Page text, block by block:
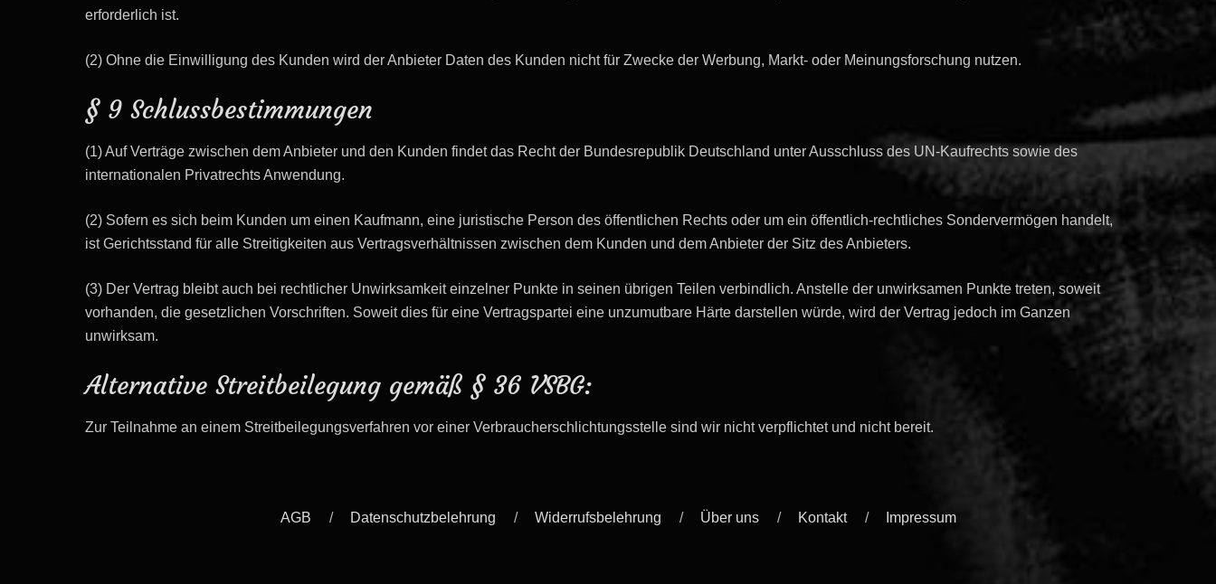
erforderlich ist.
(2) Ohne die Einwilligung des Kunden wird der Anbieter Daten des Kunden nicht für Zwecke der Werbung, Markt- oder Meinungsforschung nutzen.
§ 9 Schlussbestimmungen
(1) Auf Verträge zwischen dem Anbieter und den Kunden findet das Recht der Bundesrepublik Deutschland unter Ausschluss des UN-Kaufrechts sowie des
internationalen Privatrechts Anwendung.
(2) Sofern es sich beim Kunden um einen Kaufmann, eine juristische Person des öffentlichen Rechts oder um ein öffentlich-rechtliches Sondervermögen handelt,
ist Gerichtsstand für alle Streitigkeiten aus Vertragsverhältnissen zwischen dem Kunden und dem Anbieter der Sitz des Anbieters.
(3) Der Vertrag bleibt auch bei rechtlicher Unwirksamkeit einzelner Punkte in seinen übrigen Teilen verbindlich. Anstelle der unwirksamen Punkte treten, soweit
vorhanden, die gesetzlichen Vorschriften. Soweit dies für eine Vertragspartei eine unzumutbare Härte darstellen würde, wird der Vertrag jedoch im Ganzen
unwirksam.
Alternative Streitbeilegung gemäß § 36 VSBG:
Zur Teilnahme an einem Streitbeilegungsverfahren vor einer Verbraucherschlichtungsstelle sind wir nicht verpflichtet und nicht bereit.
AGB Datenschutzbelehrung Widerrufsbelehrung Über uns Kontakt Impressum